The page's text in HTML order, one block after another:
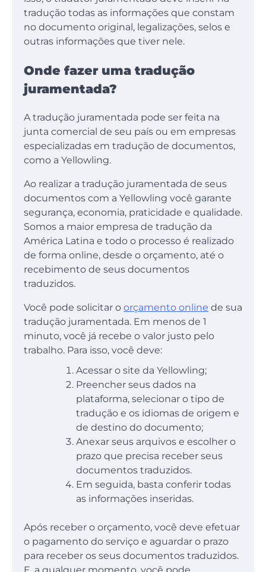
tradução todas as informações que constam
no documento original, legalizações, selos e
outras informações que tiver nele.
Onde fazer uma tradução
juramentada?
A tradução juramentada pode ser feita na
junta comercial de seu país ou em empresas
especializadas em tradução de documentos,
como a Yellowling.
Ao realizar a tradução juramentada de seus
documentos com a Yellowling você garante
segurança, economia, praticidade e qualidade.
Somos a maior empresa de tradução da
América Latina e todo o processo é realizado
de forma online, desde o orçamento, até o
recebimento de seus documentos
traduzidos.
Você pode solicitar o orçamento online de sua
tradução juramentada. Em menos de 1
minuto, você já recebe o valor justo pelo
trabalho. Para isso, você deve:
Acessar o site da Yellowling;
Preencher seus dados na
plataforma, selecionar o tipo de
tradução e os idiomas de origem e
de destino do documento;
Anexar seus arquivos e escolher o
prazo que precisa receber seus
documentos traduzidos.
Em seguida, basta conferir todas
as informações inseridas.
Após receber o orçamento, você deve efetuar
o pagamento do serviço e aguardar o prazo
para receber os seus documentos traduzidos.